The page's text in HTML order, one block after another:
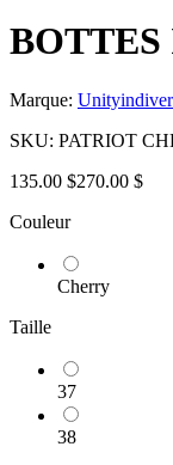
Marque:
SKU: PATRIOT
135.00 $270.00 $
Couleur
Cherry
Taille
37
38